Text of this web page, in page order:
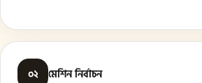
০২ মেশিন নির্বাচন